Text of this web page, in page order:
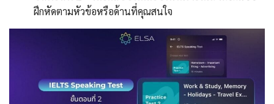
ฝึกหัดตามหัวข้อหรือด้านที่คุณสนใจ